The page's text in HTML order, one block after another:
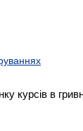
курсів в